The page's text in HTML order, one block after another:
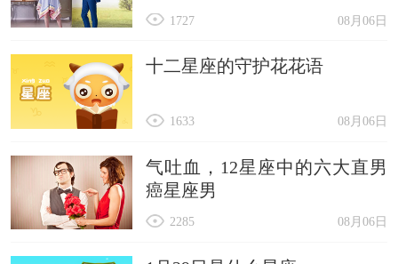
08月06日
1727
十二星座的守护花花语
08月06日
1633
气吐血，12星座中的六大直男
癌星座男
08月06日
2285